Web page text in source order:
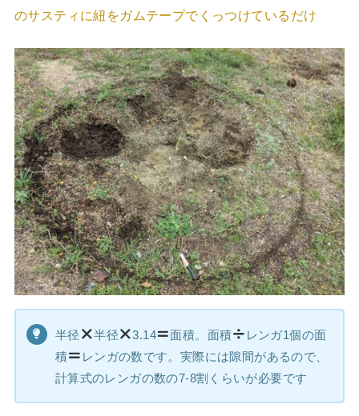
のサスティに紐をガムテープでくっつけているだけ
半径 半径 3.14 面積。面積
レンガ1個の面
積
レンガの数です。実際には隙間があるので、
計算式のレンガの数の7-8割くらいが必要です